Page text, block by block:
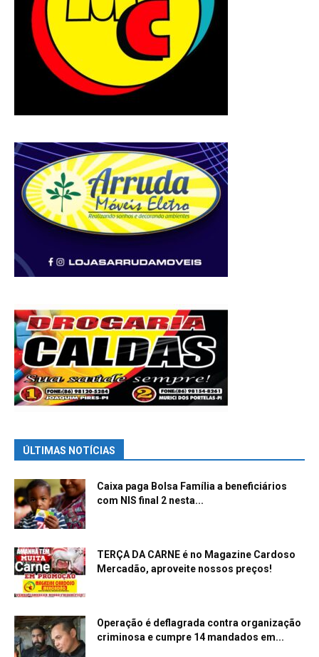
ÚLTIMAS NOTÍCIAS
Caixa paga Bolsa Família a beneficiários
com NIS final 2 nesta...
TERÇA DA CARNE é no Magazine Cardoso
Mercadão, aproveite nossos preços!
Operação é deflagrada contra organização
criminosa e cumpre 14 mandados em...